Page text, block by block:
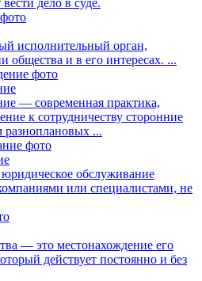
исполнительный орган,
общества и в его интересах. ...
— современная практика,
к сотрудничеству сторонние
...
обслуживание
или специалистами, не
— это местонахождение его
действует постоянно и без